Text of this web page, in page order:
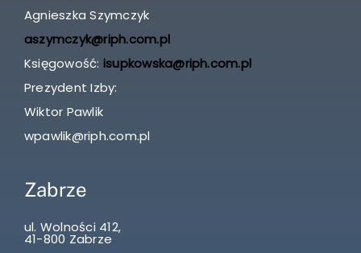
Agnieszka Szymczyk
aszymczyk@riph.com.pl
Księgowość: isupkowska@riph.com.pl
Prezydent Izby:
Wiktor Pawlik
wpawlik@riph.com.pl
Zabrze
ul. Wolności 412,
41-800 Zabrze